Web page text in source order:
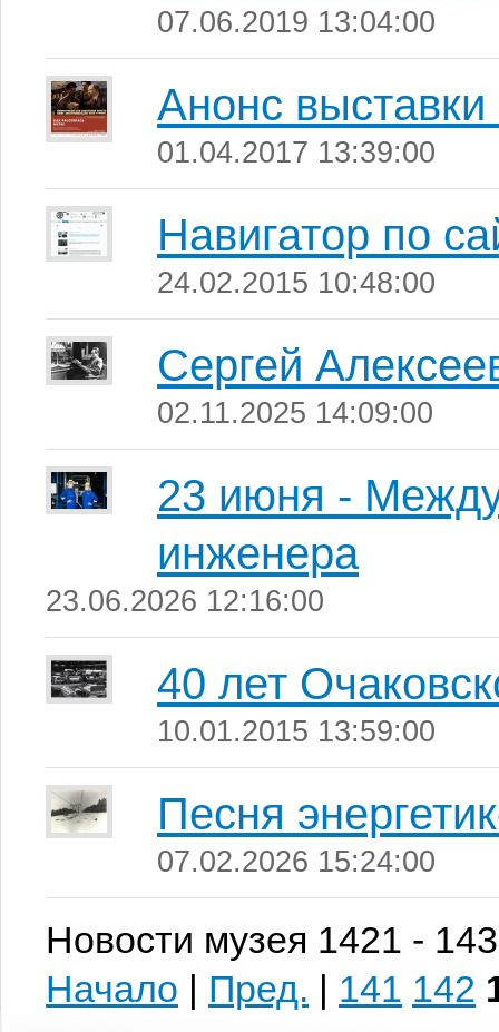
07.06.2019 13:04:00
Анонс
01.04.2017 13:39:00
Навигатор по
24.02.2015 10:48:00
Сергей
02.11.2025 14:09:00
23 июня -
инженера
23.06.2026 12:16:00
40 лет
10.01.2015 13:59:00
Песня
07.02.2026 15:24:00
Новости музея 1421 -
Начало | Пред. | 141 142